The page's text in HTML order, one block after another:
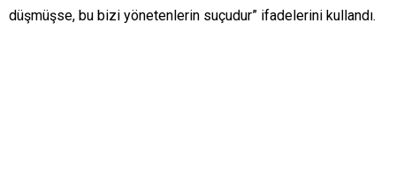
düşmüşse, bu bizi yönetenlerin suçudur” ifadelerini kullandı.